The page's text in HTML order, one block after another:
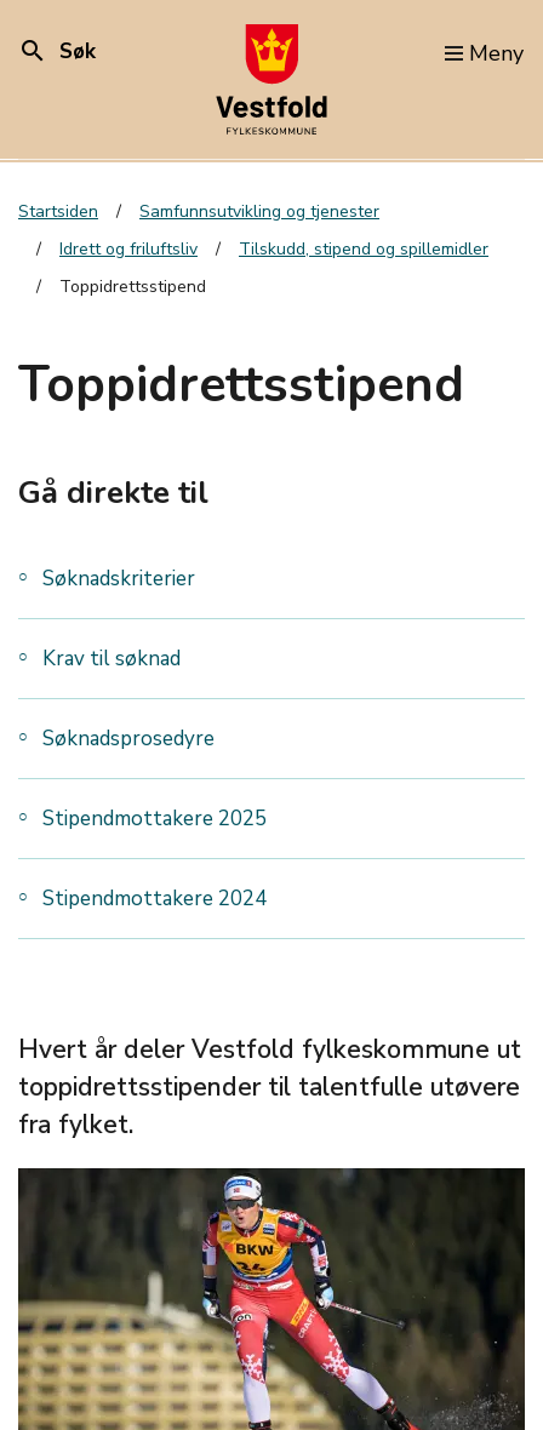
search Søk Meny
Startsiden
Samfunnsutvikling og tjenester
Idrett og friluftsliv
Tilskudd, stipend og spillemidler
Toppidrettsstipend
Toppidrettsstipend
Gå direkte til
Søknadskriterier
Krav til søknad
Søknadsprosedyre
Stipendmottakere 2025
Stipendmottakere 2024
Hvert år deler Vestfold fylkeskommune ut
toppidrettsstipender til talentfulle utøvere
fra fylket.